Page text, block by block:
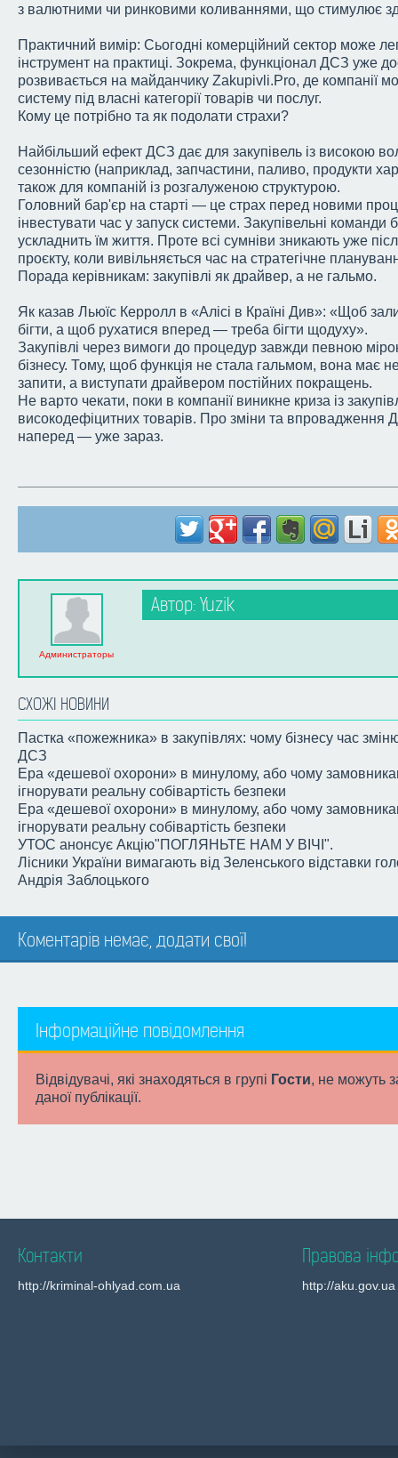
з валютними чи ринковими коливаннями, що стимулює
Практичний вимір: Сьогодні комерційний сектор може
інструмент на практиці. Зокрема, функціонал ДСЗ уже
розвивається на майданчику Zakupivli.Pro, де компанії
систему під власні категорії товарів чи послуг.
Кому це потрібно та як подолати страхи?
Найбільший ефект ДСЗ дає для закупівель із високою
сезонністю (наприклад, запчастини, паливо, продукти
також для компаній із розгалуженою структурою.
Головний бар'єр на старті — це страх перед новими
інвестувати час у запуск системи. Закупівельні
ускладнить їм життя. Проте всі сумніви зникають уже
проєкту, коли вивільняється час на стратегічне
Порада керівникам: закупівлі як драйвер, а не гальмо.
Як казав Льюїс Керролл в «Алісі в Країні Див»: «Щоб
бігти, а щоб рухатися вперед — треба бігти щодуху».
Закупівлі через вимоги до процедур завжди певною
бізнесу. Тому, щоб функція не стала гальмом, вона має
запити, а виступати драйвером постійних покращень.
Не варто чекати, поки в компанії виникне криза із
високодефіцитних товарів. Про зміни та впровадження
наперед — уже зараз.
Администраторы
Автор: Yuzik
СХОЖІ НОВИНИ
Пастка «пожежника» в закупівлях: чому бізнесу час
ДСЗ
Ера «дешевої охорони» в минулому, або чому
ігнорувати реальну собівартість безпеки
Ера «дешевої охорони» в минулому, або чому
ігнорувати реальну собівартість безпеки
УТОС анонсує Акцію"ПОГЛЯНЬТЕ НАМ У ВІЧІ".
Лісники України вимагають від Зеленського відставки
Андрія Заблоцького
Коментарів немає, додати свої!
Інформаційне повідомлення
Відвідувачі, які знаходяться в групі Гости, не можуть
даної публікації.
Контакти
http://kriminal-ohlyad.com.ua
Правова
http://aku.gov.ua